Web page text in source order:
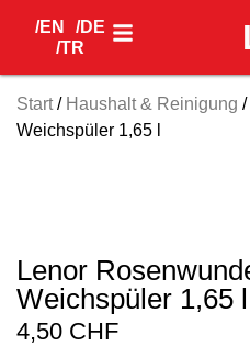
/EN
/DE
/TR
Start/ Haushalt & Reinigung /
Weichspüler 1,65 l
Lenor
Weichspüler 1,65 l
4,50 CHF